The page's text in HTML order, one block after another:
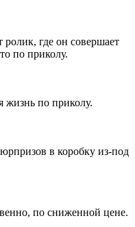
где он совершает
по приколу.
жизнь по приколу.
в коробку из-под
по сниженной цене.